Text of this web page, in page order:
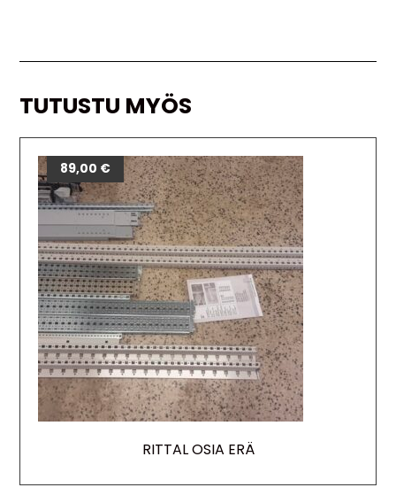
TUTUSTU MYÖS
RITTAL OSIA ERÄ
89,00 €